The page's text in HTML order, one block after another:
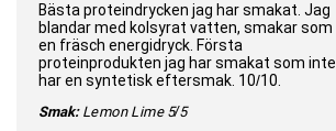
Bästa proteindrycken jag har smakat. Jag
blandar med kolsyrat vatten, smakar som
en fräsch energidryck. Första
proteinprodukten jag har smakat som inte
har en syntetisk eftersmak. 10/10.
Smak: Lemon Lime 5/5